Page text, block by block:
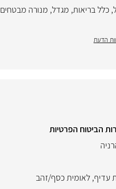
, כלל בריאות, מגדל, מנורה מבטחים
הדעת
הביטוח הפרטיות
עדיף, לאומית כסף/זהב